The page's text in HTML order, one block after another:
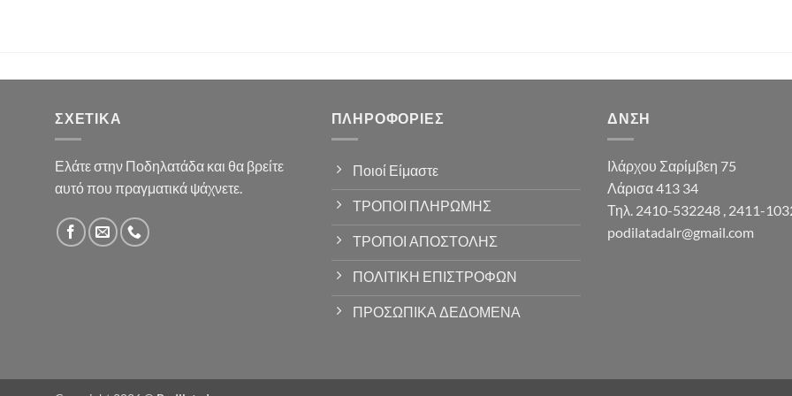
ΣΧΕΤΙΚΆ
Ελάτε στην Ποδηλατάδα και θα βρείτε
αυτό που πραγματικά ψάχνετε.
ΠΛΗΡΟΦΟΡΊΕΣ
Ποιοί Είμαστε
ΤΡΟΠΟΙ ΠΛΗΡΩΜΗΣ
ΤΡΟΠΟΙ ΑΠΟΣΤΟΛΗΣ
ΠΟΛΙΤΙΚΗ ΕΠΙΣΤΡΟΦΩΝ
ΠΡΟΣΩΠΙΚΑ ΔΕΔΟΜΕΝΑ
ΔΝΣΗ
Ιλάρχου Σαρίμβεη 75
Λάρισα 413 34
Τηλ. 2410-532248 , 2411-
podilatadalr@gmail.com